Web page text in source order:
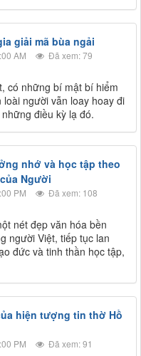
giải mã bùa ngải
AM
Đã xem: 79
có những bí mật bí hiểm
người vẫn loay hoay đi
điều kỳ lạ đó.
nhớ và học tập theo
Người
PM
Đã xem: 108
nét đẹp văn hóa bền
người Việt, tiếp tục lan
đức và tinh thần học tập,
hiện tượng tin thờ Hồ
PM
Đã xem: 91